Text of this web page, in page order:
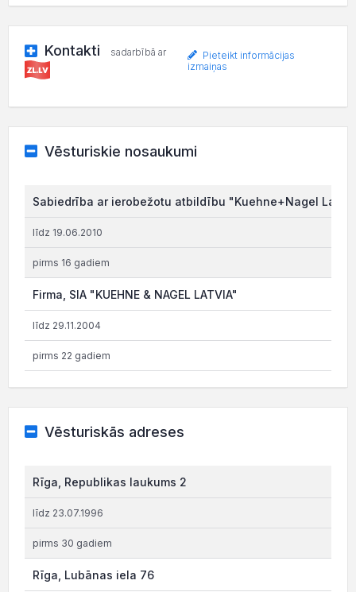
Kontakti sadarbībā ar
Pieteikt informācijas
izmaiņas
Vēsturiskie nosaukumi
Sabiedrība ar ierobežotu atbildību "Kuehne+Nagel
līdz 19.06.2010
pirms 16 gadiem
Firma, SIA "KUEHNE & NAGEL LATVIA"
līdz 29.11.2004
pirms 22 gadiem
Vēsturiskās adreses
Rīga, Republikas laukums 2
līdz 23.07.1996
pirms 30 gadiem
Rīga, Lubānas iela 76